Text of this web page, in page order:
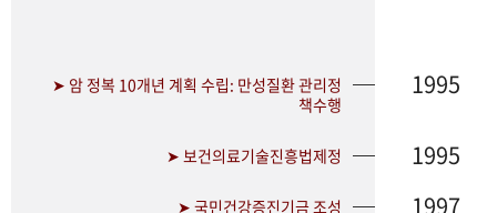
➤ 암 정복 10개년 계획 수립: 만성질환 관리정
책수행
1995
➤ 보건의료기술진흥법제정 1995
➤ 국민건강증진기금 조성 1997